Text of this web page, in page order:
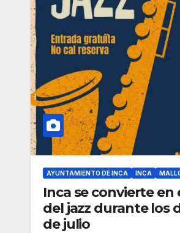
AYUNTAMIENTO DE INCA INCA
Inca se convierte
del jazz durante los
de julio